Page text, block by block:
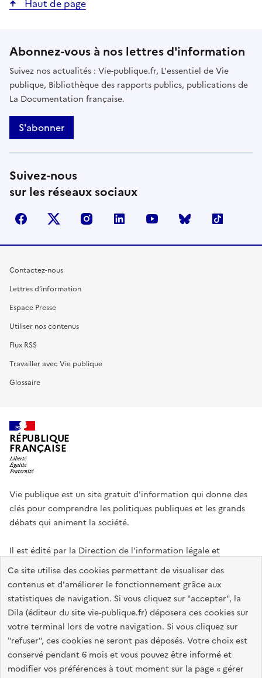
Ce site utilise des cookies permettant de visualiser des
contenus et d'améliorer le fonctionnement grâce aux
statistiques de navigation. Si vous cliquez sur "accepter", la
Dila (éditeur du site vie-publique.fr) déposera ces cookies sur
votre terminal lors de votre navigation. Si vous cliquez sur
"refuser", ces cookies ne seront pas déposés. Votre choix est
conservé pendant 6 mois et vous pouvez être informé et
modifier vos préférences à tout moment sur la page « gérer
Haut de page
Abonnez-vous à nos lettres d'information
Suivez nos actualités : Vie-publique.fr, L'essentiel de Vie
publique, Bibliothèque des rapports publics, publications de
La Documentation française.
S'abonner
Suivez-nous
sur les réseaux sociaux
facebook X (anciennement Twitter)
instagramlinkedin youtube Bluesky
Contactez-nous
Lettres d'information
Espace Presse
Utiliser nos contenus
Flux RSS
Travailler avec Vie publique
Glossaire
RÉPUBLIQUE
FRANÇAISE
Vie publique est un site gratuit d'information qui donne des
clés pour comprendre les politiques publiques et les grands
débats qui animent la société.
Il est édité par la Direction de l'information légale et
administrative
legifrance.gouv.fr info.gouv.fr
data.gouv.fr
service-public.gouv.fr
Accessibilité : totalement conforme Données personnelles